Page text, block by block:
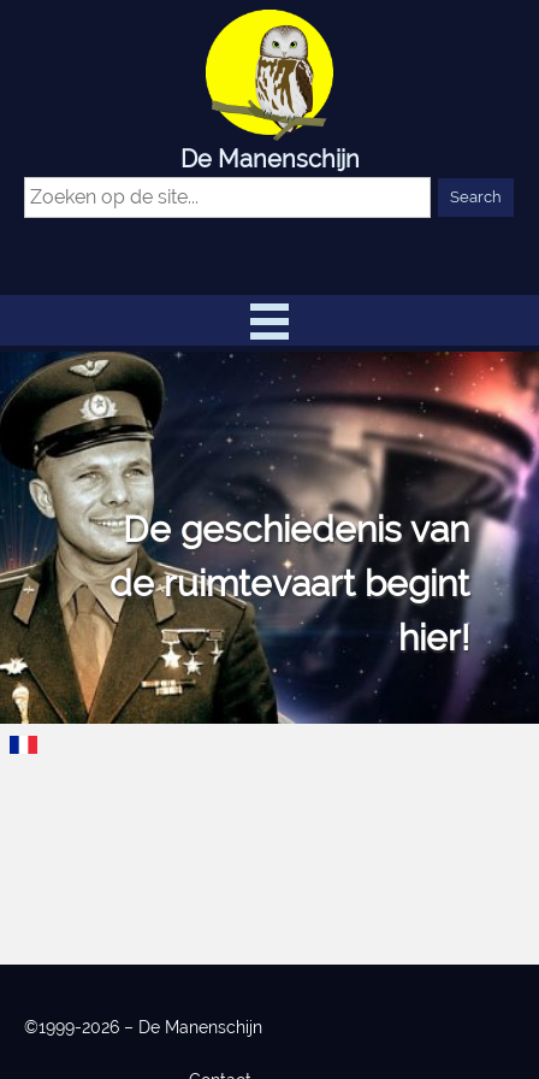
De Manenschijn
De geschiedenis van
de ruimtevaart begint
hier!
©1999-2026 – De Manenschijn